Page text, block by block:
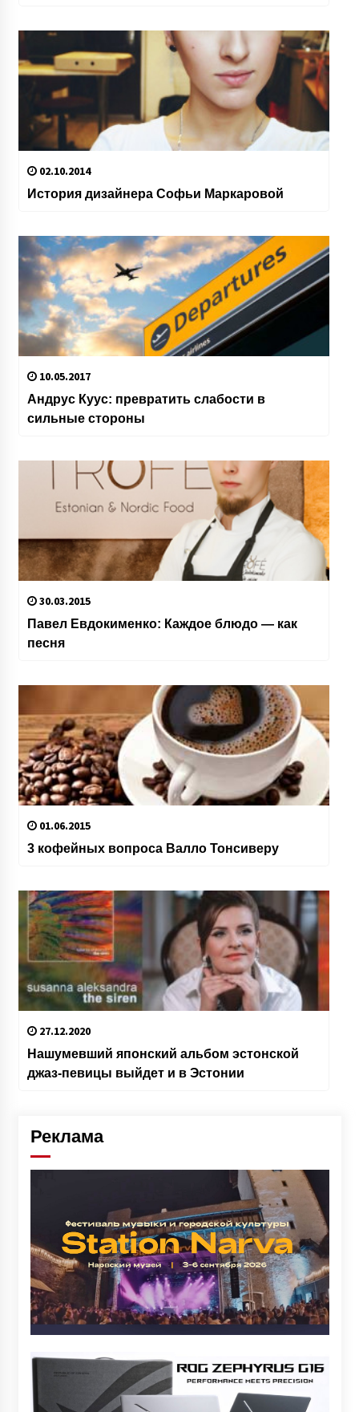
02.10.2014
История дизайнера Софьи Маркаровой
10.05.2017
Андрус Куус: превратить слабости в
сильные стороны
30.03.2015
Павел Евдокименко: Каждое блюдо — как
песня
01.06.2015
3 кофейных вопроса Валло Тонсиверу
27.12.2020
Нашумевший японский альбом эстонской
джаз-певицы выйдет и в Эстонии
Реклама